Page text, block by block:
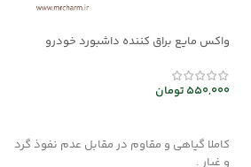
واکس مایع براق کننده داشبورد خودرو
550,000تومان
کاملا گیاهی و مقاوم در مقابل عدم نفوذ گرد
و غبار .